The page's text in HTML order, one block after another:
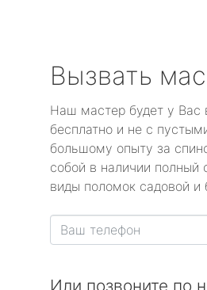
Вызвать
Наш мастер будет у Вас
бесплатно и не с
большому опыту за
собой в наличии полный
виды поломок садовой и
Или позвоните по